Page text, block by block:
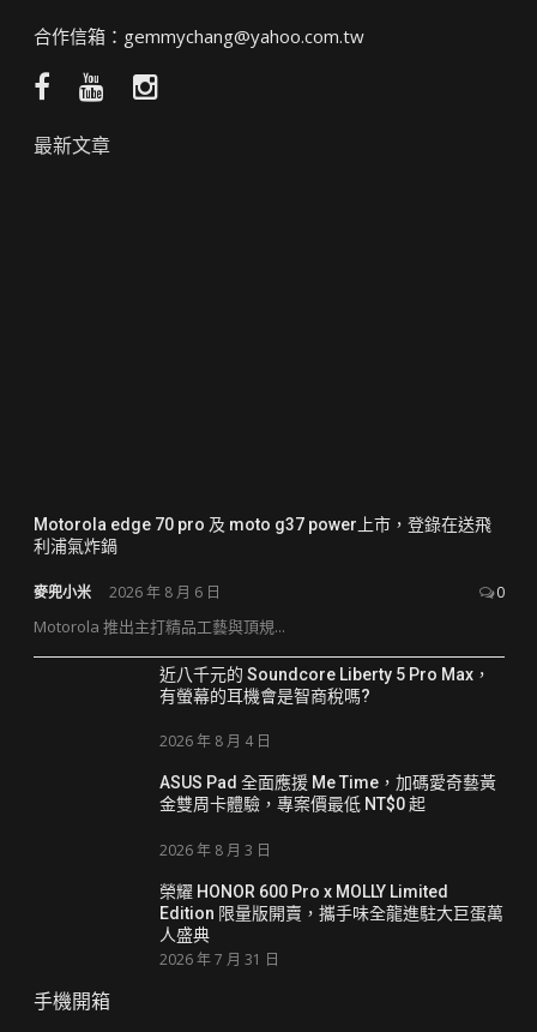
合作信箱： gemmychang@yahoo.com.tw
Facebook
團
YouTube
頻
Instagram
最新文章
Motorola edge 70 pro 及 moto g37 power上市，登錄在送飛
利浦氣炸鍋
麥兜小米 2026 年 8 月 6 日 0
Motorola 推出主打精品工藝與頂規...
近八千元的 Soundcore Liberty 5 Pro Max，
有螢幕的耳機會是智商稅嗎?
2026 年 8 月 4 日
ASUS Pad 全面應援 Me Time，加碼愛奇藝黃
金雙周卡體驗，專案價最低 NT$0 起
2026 年 8 月 3 日
榮耀 HONOR 600 Pro x MOLLY Limited
Edition 限量版開賣，攜手味全龍進駐大巨蛋萬
人盛典
2026 年 7 月 31 日
手機開箱